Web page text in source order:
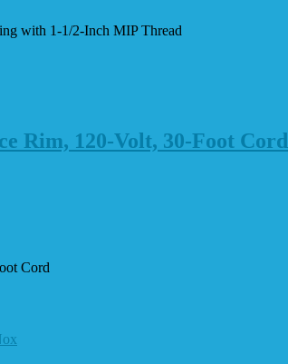
with 1-1/2-Inch MIP Thread
Rim, 120-Volt, 30-Foot Cord
Cord